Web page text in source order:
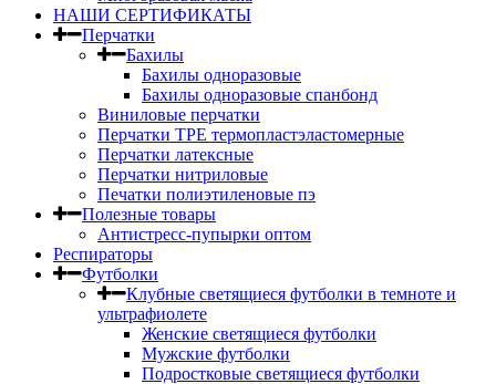
НАШИ СЕРТИФИКАТЫ
Перчатки
Бахилы
Бахилы одноразовые
Бахилы одноразовые спанбонд
Виниловые перчатки
Перчатки TPE термопластэластомерные
Перчатки латексные
Перчатки нитриловые
Печатки полиэтиленовые пэ
Полезные товары
Антистресс-пупырки оптом
Респираторы
Футболки
Клубные светящиеся футболки в темноте и
ультрафиолете
Женские светящиеся футболки
Мужские футболки
Подростковые светящиеся футболки